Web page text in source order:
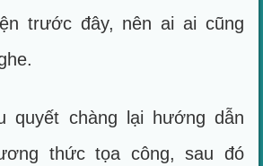
trước đây, nên ai ai cũng
quyết chàng lại hướng dẫn
thức tọa công, sau đó